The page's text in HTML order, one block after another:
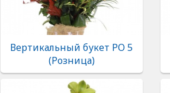
Вертикальный букет РО 5
(Розница)